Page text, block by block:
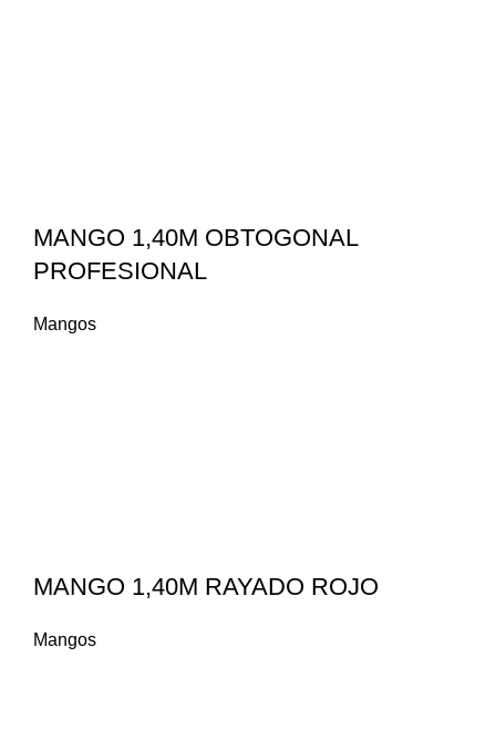
MANGO 1,40M OBTOGONAL
PROFESIONAL
Mangos
MANGO 1,40M RAYADO ROJO
Mangos